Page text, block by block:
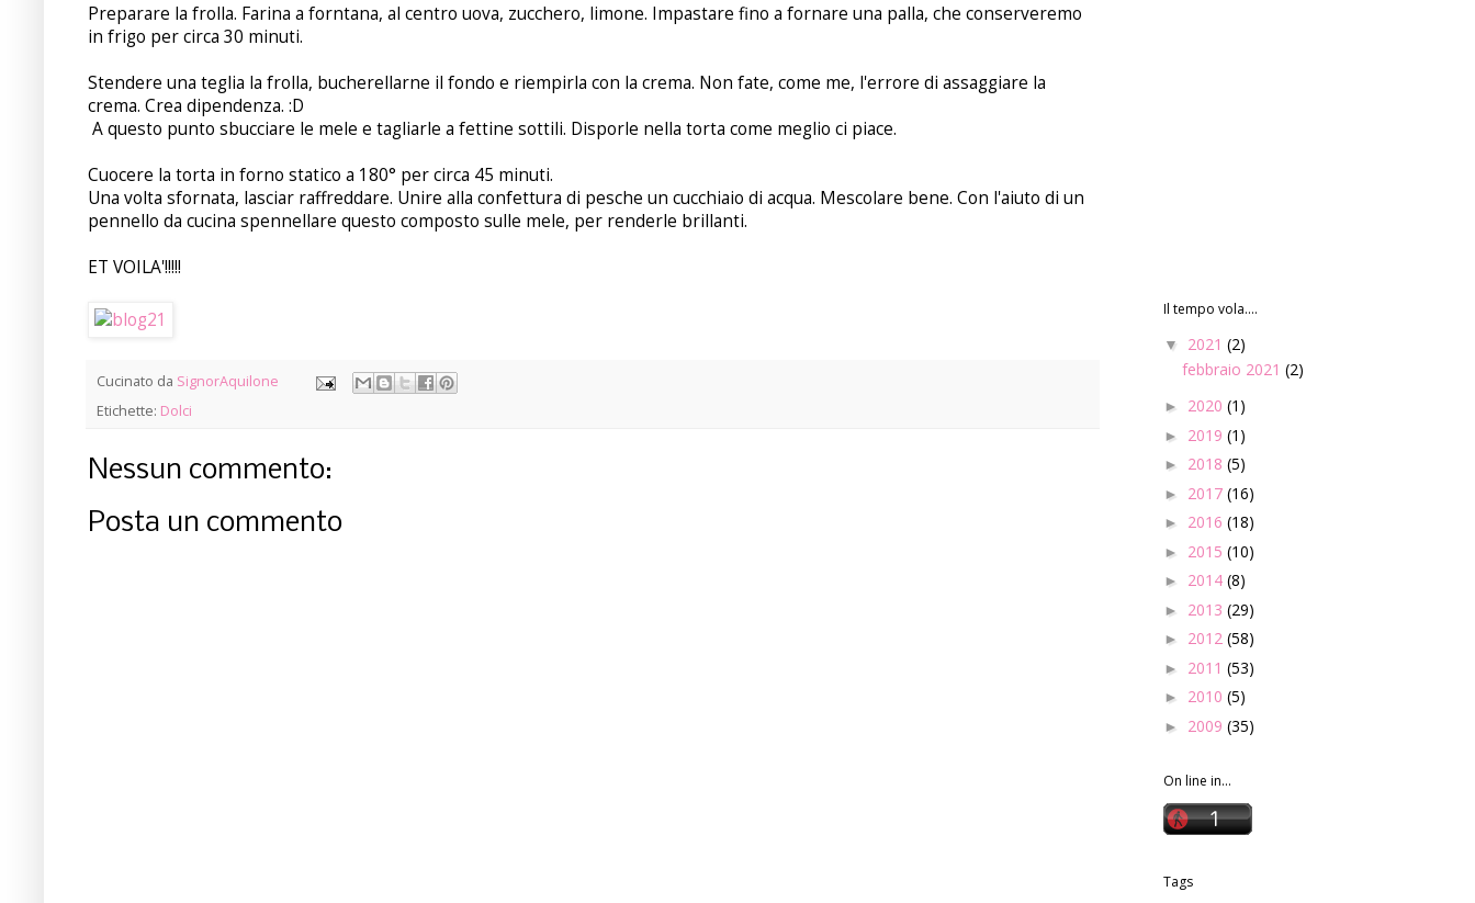
Preparare la frolla. Farina a forntana, al centro uova, zucchero, limone. Impastare fino a fornare una palla, che conserveremo
in frigo per circa 30 minuti.
Stendere una teglia la frolla, bucherellarne il fondo e riempirla con la crema. Non fate, come me, l'errore di assaggiare la
crema. Crea dipendenza. :D
A questo punto sbucciare le mele e tagliarle a fettine sottili. Disporle nella torta come meglio ci piace.
Cuocere la torta in forno statico a 180° per circa 45 minuti.
Una volta sfornata, lasciar raffreddare. Unire alla confettura di pesche un cucchiaio di acqua. Mescolare bene. Con l'aiuto di un
pennello da cucina spennellare questo composto sulle mele, per renderle brillanti.
ET VOILA'!!!!!
Cucinato da SignorAquilone
Etichette: Dolci
Nessun commento:
Posta un commento
Il tempo vola....
▼ 2021 (2)
febbraio 2021 (2)
► 2020 (1)
► 2019 (1)
► 2018 (5)
► 2017 (16)
► 2016 (18)
► 2015 (10)
► 2014 (8)
► 2013 (29)
► 2012 (58)
► 2011 (53)
► 2010 (5)
► 2009 (35)
On line in...
Tags